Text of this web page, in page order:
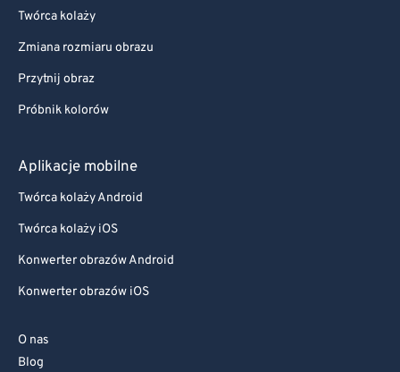
Twórca kolaży
Zmiana rozmiaru obrazu
Przytnij obraz
Próbnik kolorów
Aplikacje mobilne
Twórca kolaży Android
Twórca kolaży iOS
Konwerter obrazów Android
Konwerter obrazów iOS
O nas
Blog